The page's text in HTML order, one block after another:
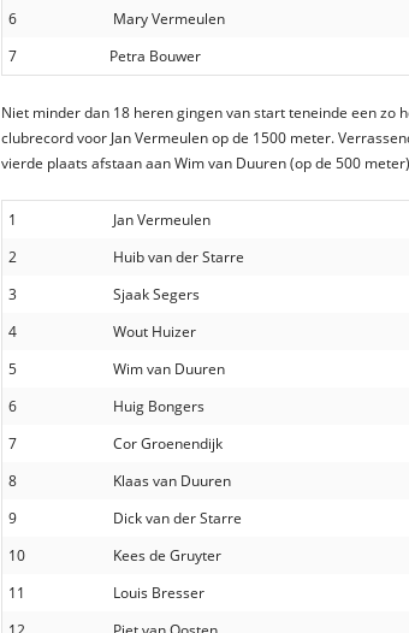
6
Mary Vermeulen
7
Petra Bouwer
Niet minder dan 18 heren gingen van start teneinde een zo
clubrecord voor Jan Vermeulen op de 1500 meter.
vierde plaats afstaan aan Wim van Duuren (op de 500
1 Jan Vermeulen
2
Huib van der Starre
3
Sjaak Segers
4
Wout Huizer
5
Wim van Duuren
6
Huig Bongers
7
Cor Groenendijk
8
Klaas van Duuren
9
Dick van der Starre
10
Kees de Gruyter
11
Louis Bresser